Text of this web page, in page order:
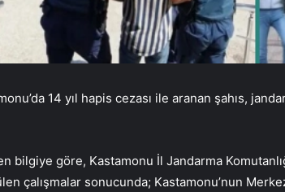
14 yıl hapis cezası ile aranan şahıs,
bilgiye göre, Kastamonu İl Jandarma
çalışmalar sonucunda; Kastamonu’nun